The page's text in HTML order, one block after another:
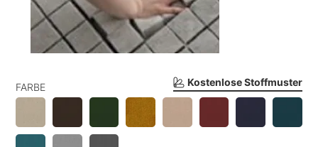
Kostenlose Stoffmuster
FARBE